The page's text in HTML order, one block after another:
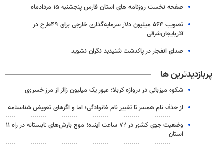
صفحه نخست روزنامه های استان فارس پنجشنبه ۱۵ مردادماه
تصویب ۵۶۴ میلیون دلار سرمایه‌گذاری خارجی برای ۴۹طرح در
آذربایجان‌شرقی
صدای انفجار در پاکدشت شنیدید نگران نشوید
پربازدیدترین ها
شکوه میزبانی در دروازه کربلا؛ عبور یک میلیون زائر از مرز خسروی
از حذف نام همسر تا تغییر نام خانوادگی؛ اما و اگرهای تعویض شناسنامه
وضعیت جوی کشور در ۷۲ ساعت آینده؛ موج بارش‌های تابستانه در راه ۱۱
استان